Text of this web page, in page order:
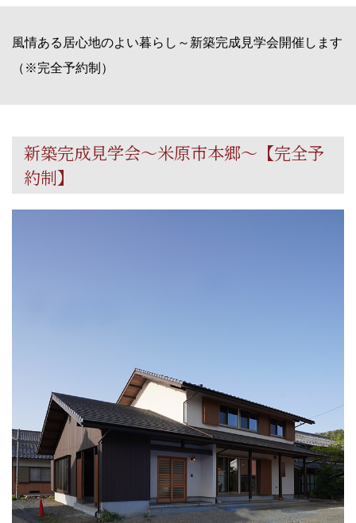
風情ある居心地のよい暮らし～新築完成見学会開催します
（※完全予約制）
新築完成見学会～米原市本郷～【完全予
約制】